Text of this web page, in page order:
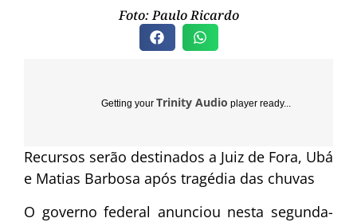
Foto: Paulo Ricardo
Getting your Trinity Audio player ready...
Recursos serão destinados a Juiz de Fora, Ubá
e Matias Barbosa após tragédia das chuvas
O governo federal anunciou nesta segunda-